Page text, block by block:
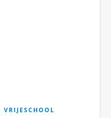
VRIJESCHOOL